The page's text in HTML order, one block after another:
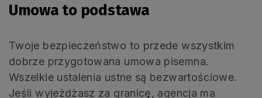
Umowa to podstawa
Twoje bezpieczeństwo to przede wszystkim
dobrze przygotowana umowa pisemna.
Wszelkie ustalenia ustne są bezwartościowe.
Jeśli wyjeżdżasz za granicę, agencja ma